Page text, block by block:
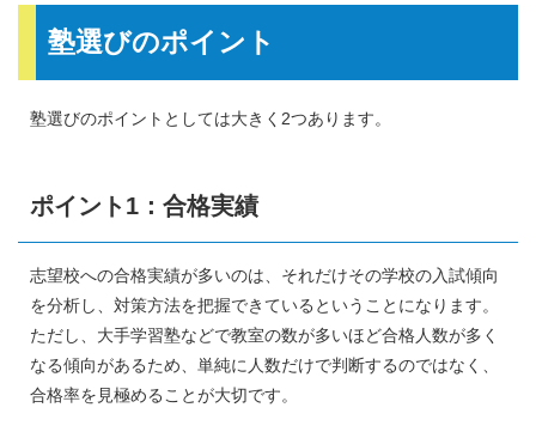
塾選びのポイント
塾選びのポイントとしては大きく2つあります。
ポイント1：合格実績
志望校への合格実績が多いのは、それだけその学校の入試傾向
を分析し、対策方法を把握できているということになります。
ただし、大手学習塾などで教室の数が多いほど合格人数が多く
なる傾向があるため、単純に人数だけで判断するのではなく、
合格率を見極めることが大切です。